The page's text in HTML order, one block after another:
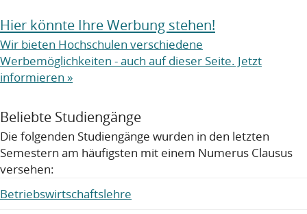
Hier könnte Ihre Werbung stehen!
Wir bieten Hochschulen verschiedene
Werbemöglichkeiten - auch auf dieser Seite. Jetzt
informieren »
Beliebte Studiengänge
Die folgenden Studiengänge wurden in den letzten
Semestern am häufigsten mit einem Numerus Clausus
versehen:
Betriebswirtschaftslehre